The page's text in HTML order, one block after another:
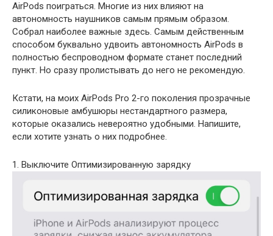
AirPods поиграться. Многие из них влияют на
автономность наушников самым прямым образом.
Собрал наиболее важные здесь. Самым действенным
способом буквально удвоить автономность AirPods в
полностью беспроводном формате станет последний
пункт. Но сразу пролистывать до него не рекомендую.
Кстати, на моих AirPods Pro 2-го поколения прозрачные
силиконовые амбушюры нестандартного размера,
которые оказались невероятно удобными. Напишите,
если хотите узнать о них подробнее.
1. Выключите Оптимизированную зарядку